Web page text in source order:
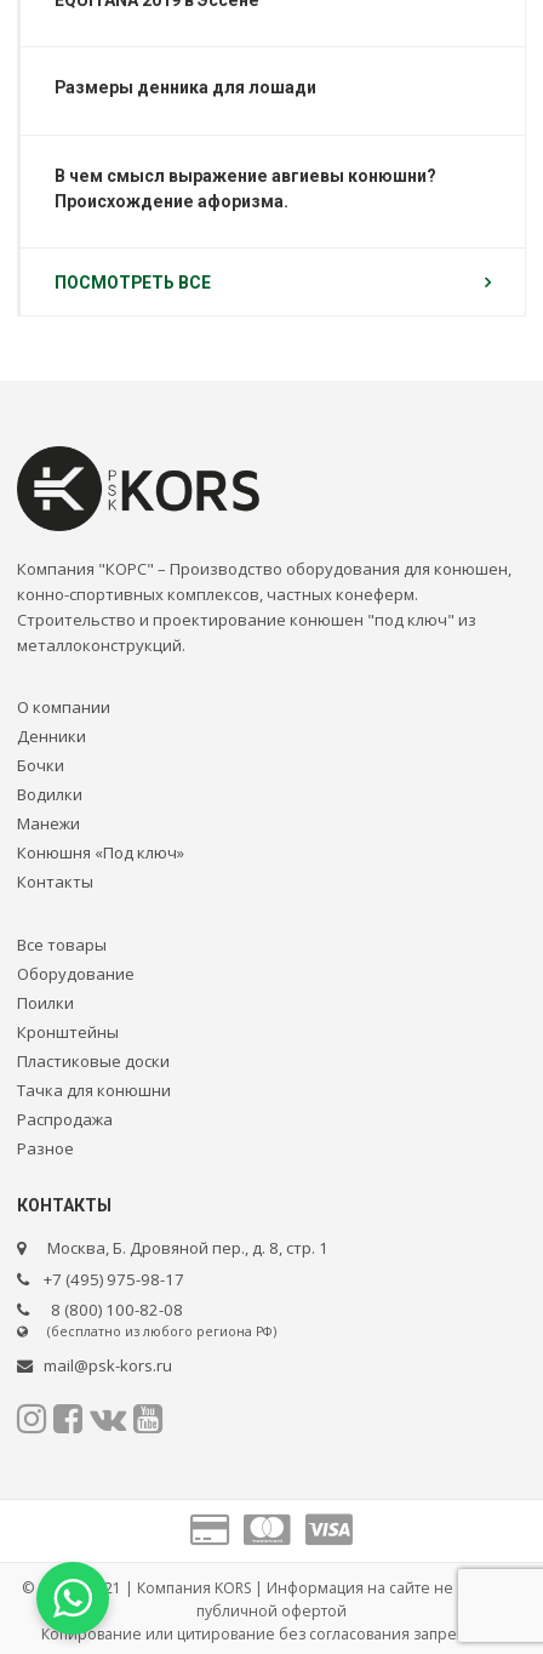
Размеры денника для лошади
В чем смысл выражение авгиевы конюшни?
Происхождение афоризма.
ПОСМОТРЕТЬ ВСЕ
Компания "КОРС" – Производство оборудования для конюшен,
конно-спортивных комплексов, частных конеферм.
Строительство и проектирование конюшен "под ключ" из
металлоконструкций.
О компании
Денники
Бочки
Водилки
Манежи
Конюшня «Под ключ»
Контакты
Все товары
Оборудование
Поилки
Кронштейны
Пластиковые доски
Тачка для конюшни
Распродажа
Разное
КОНТАКТЫ
Москва, Б. Дровяной пер., д. 8, стр. 1
+7 (495) 975-98-17
8 (800) 100-82-08
(бесплатно из любого региона РФ)
mail@psk-kors.ru
© 2005 – 2021 | Компания KORS | Информация на сайте не является
публичной офертой
Копирование или цитирование без согласования запрещено.